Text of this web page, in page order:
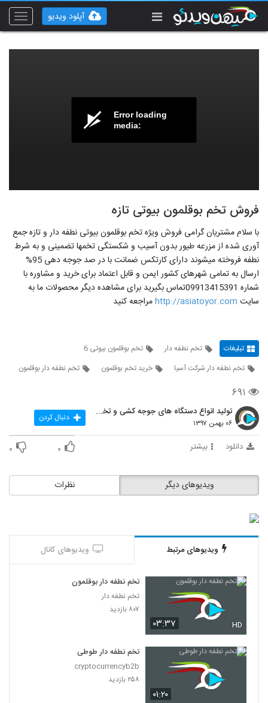
Toggle
آپلود ویدیو
Error loading
media:
فروش تخم بوقلمون بیوتی تازه
با سلام مشتریان گرامی فروش ویژه تخم بوقلمون بیوتی نطفه دار و تازه جمع
آوری شده از مزرعه طیور بدون آسیب و شکستگی تخمها تضمینی و به شرط
نطفه فروخته میشوند دارای کارتکس ضمانت با در صد جوجه دهی 95%
ارسال به تمامی شهرهای کشور ایمن و قابل اعتماد برای خرید و مشاوره با
شماره 09913415391تماس بگیرید برای مشاهده دیگر محصولات ما به
سایت http://asiatoyor.comمراجعه کنید
تبلیغات تخم نطفه دار
تخم بوقلمون بیوتی 6
تخم نطفه دار شرکت آسیا
خرید تخم بوقلمون تخم نطفه دار بوقلمون
۶۹۱
تولید انواع دستگاه های جوجه کشی و تخم نطفه دار در
۰۶ بهمن ۱۳۹۷ دنبال کردن
دانلود بیشتر ۰ ۰
نظرات ویدیوهای دیگر
ویدیوهای مرتبط ویدیوهای کانال
۰۳:۳۷ HD
تخم نطفه دار بوقلمون
تخم نطفه دار
۸۰۷ بازدید
۰۱:۲۰
تخم نطفه دار طوطی
cryptocurrencyb2b
۲۵۸ بازدید